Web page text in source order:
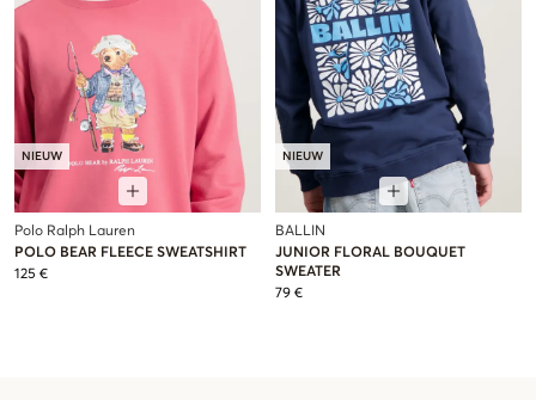
NIEUW
Polo Ralph Lauren
POLO BEAR FLEECE SWEATSHIRT
125 €
NIEUW
BALLIN
JUNIOR FLORAL BOUQUET
SWEATER
79 €